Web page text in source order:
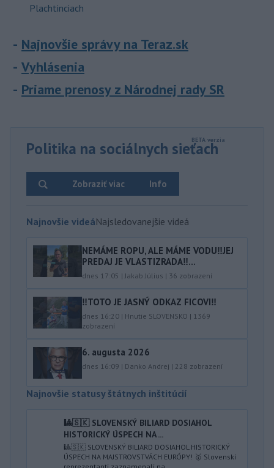
Plachtinciach
Najnovšie správy na Teraz.sk
Vyhlásenia
Priame prenosy z Národnej rady SR
Politika na sociálnych sieťach
Info
Zobraziť viac
Najnovšie videáNajsledovanejšie videá
NEMÁME ROPU, ALE MÁME VODU‼️JEJ
PREDAJ JE VLASTIZRADA‼️...
dnes 17:05 | Jakab Július | 36 zobrazení
‼️TOTO JE JASNÝ ODKAZ FICOVI‼️
dnes 16:20 | Hnutie SLOVENSKO | 1369
zobrazení
6. augusta 2026
dnes 16:09 | Danko Andrej | 228 zobrazení
Najnovšie statusy štátnych inštitúcií
🎱🇸🇰 SLOVENSKÝ BILIARD DOSIAHOL
HISTORICKÝ ÚSPECH NA ...
🎱🇸🇰 SLOVENSKÝ BILIARD DOSIAHOL HISTORICKÝ
ÚSPECH NA MAJSTROVSTVÁCH EURÓPY! 🥇 Slovenskí